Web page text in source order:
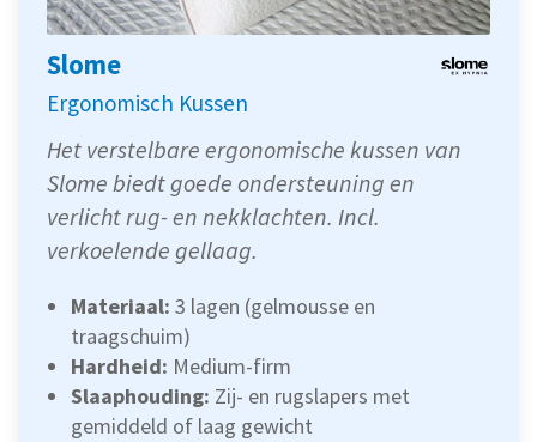
Slome
Ergonomisch Kussen
Het verstelbare ergonomische kussen van
Slome biedt goede ondersteuning en
verlicht rug- en nekklachten. Incl.
verkoelende gellaag.
Materiaal: 3 lagen (gelmousse en
traagschuim)
Hardheid: Medium-firm
Slaaphouding: Zij- en rugslapers met
gemiddeld of laag gewicht